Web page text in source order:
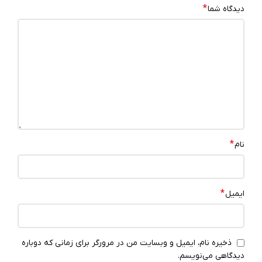
دیدگاه شما*
نام*
ایمیل*
ذخیره نام، ایمیل و وبسایت من در مرورگر برای زمانی که دوباره
دیدگاهی می‌نویسم.